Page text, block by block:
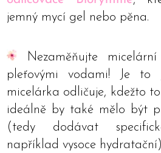
jemný mycí gel nebo pěna.
Nezaměňujte
pleťovými vodami! Je to
micelárka odličuje, kdežto
ideálně by také mělo být
(tedy dodávat
například vysoce